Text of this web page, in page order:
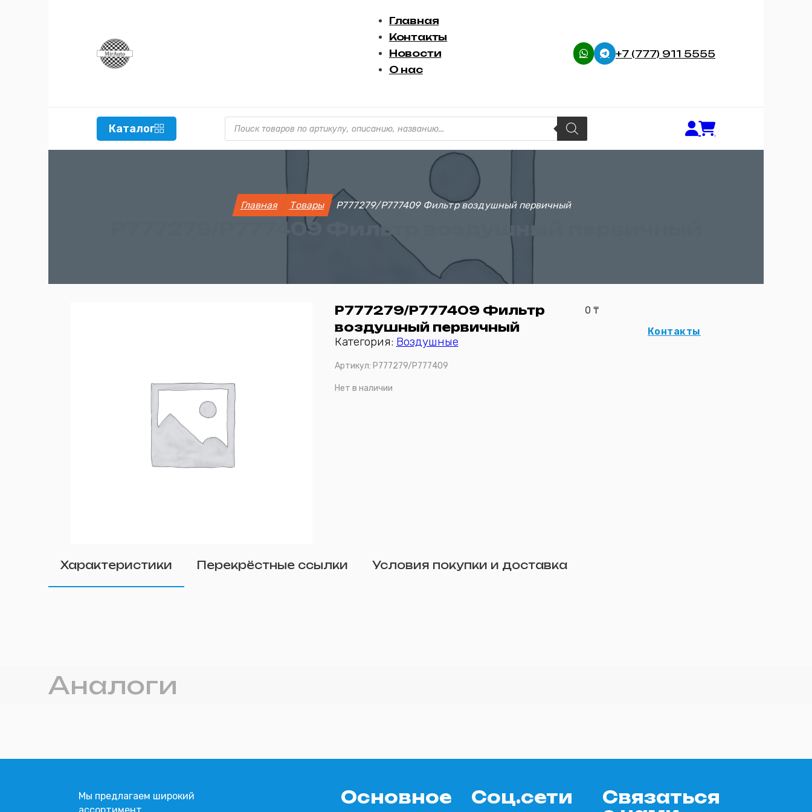
Главная
Контакты
Новости
О нас
+7 (777) 911 5555
Каталог
Поиск товаров
Главная Товары P777279/P777409 Фильтр воздушный первичный
P777279/P777409 Фильтр воздушный первичный
P777279/P777409 Фильтр
воздушный первичный
Категория: Воздушные
Артикул: P777279/P777409
Нет в наличии
0 ₸
Контакты
Характеристики Перекрёстные ссылки Условия покупки и доставка
Аналоги
Мы предлагаем широкий
Основное Соц.сети
Связаться
Прикрепите фото (по желанию)